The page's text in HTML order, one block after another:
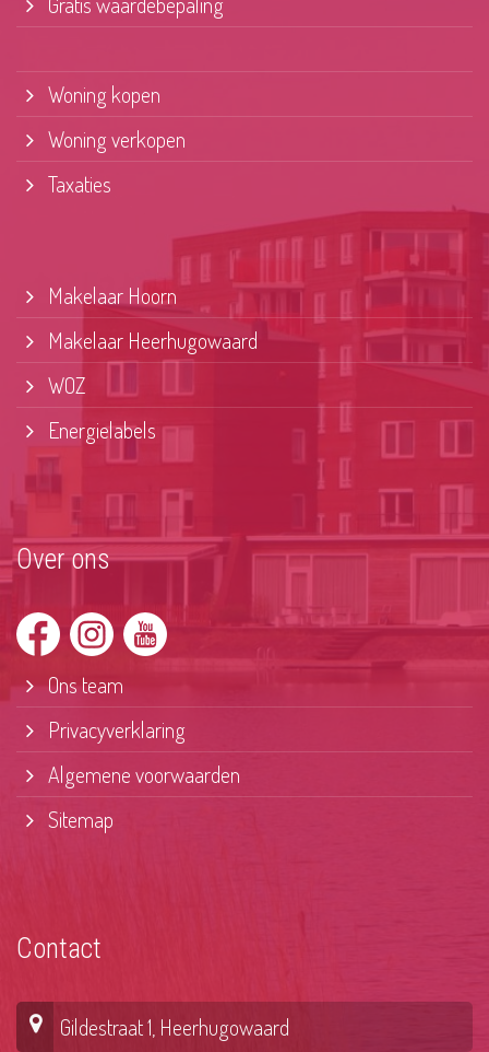
Woning kopen
Woning verkopen
Taxaties
Makelaar Hoorn
Makelaar Heerhugowaard
WOZ
Energielabels
Over ons
Ons team
Privacyverklaring
Algemene voorwaarden
Sitemap
Contact
Gildestraat 1, Heerhugowaard